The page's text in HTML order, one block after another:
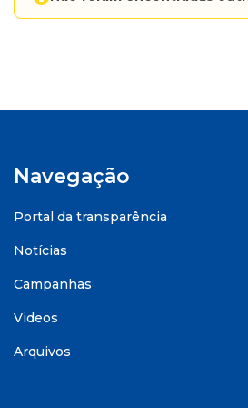
Navegação
Portal da transparência
Notícias
Campanhas
Videos
Arquivos